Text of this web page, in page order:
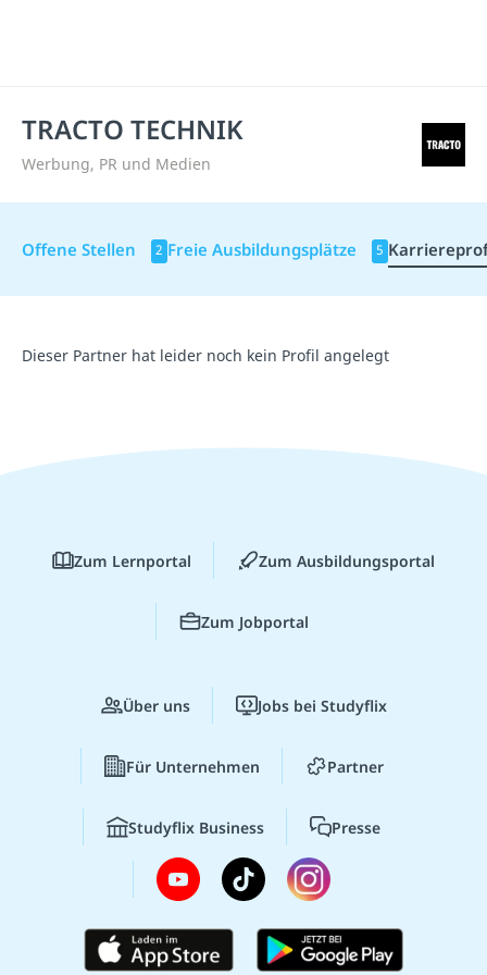
TRACTO TECHNIK
Werbung, PR und Medien
Offene Stellen 2 Freie Ausbildungsplätze 5
Dieser Partner hat leider noch kein Profil angelegt
Zum Lernportal Zum Ausbildungsportal
Zum Jobportal
Über uns Jobs bei Studyflix
Für Unternehmen Partner
Studyflix Business Presse